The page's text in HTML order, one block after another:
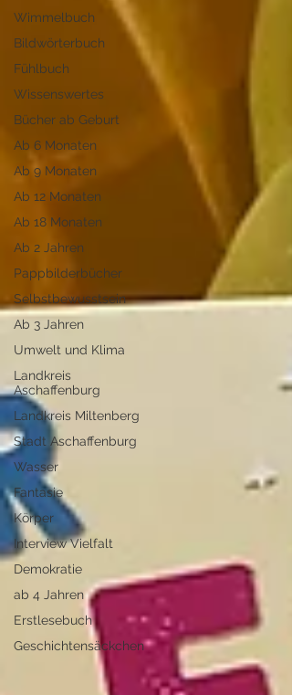
Wimmelbuch
Bildwörterbuch
Fühlbuch
Wissenswertes
Bücher ab Geburt
Ab 6 Monaten
Ab 9 Monaten
Ab 12 Monaten
Ab 18 Monaten
Ab 2 Jahren
Pappbilderbücher
Selbstbewusstsein
Ab 3 Jahren
Umwelt und Klima
Landkreis
Aschaffenburg
Landkreis Miltenberg
Stadt Aschaffenburg
Wasser
Fantasie
Körper
Interview Vielfalt
Demokratie
ab 4 Jahren
Erstlesebuch
Geschichtensäckchen